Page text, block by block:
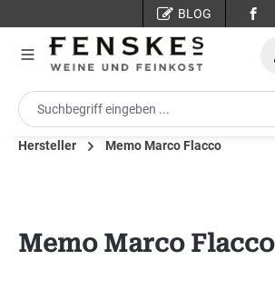
BLOG
Hersteller Memo Marco Flacco
Memo Marco Flacco